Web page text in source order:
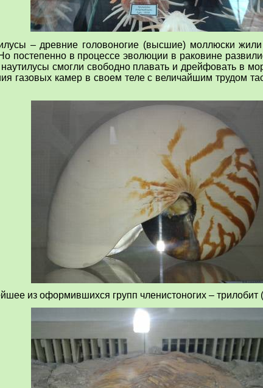
– древние головоногие (высшие) моллюски
постепенно в процессе эволюции в раковине
смогли свободно плавать и дрейфовать в
газовых камер в своем теле с величайшим трудом
из оформившихся групп членистоногих – трилобит